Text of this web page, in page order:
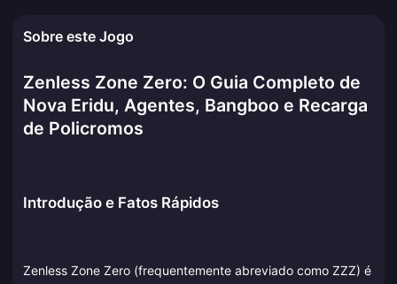
Sobre este Jogo
Zenless Zone Zero: O Guia Completo de
Nova Eridu, Agentes, Bangboo e Recarga
de Policromos
Introdução e Fatos Rápidos
Zenless Zone Zero (frequentemente abreviado como ZZZ) é